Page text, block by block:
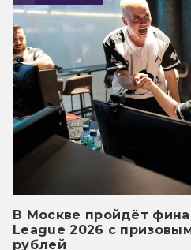
В Москве пройдёт
League 2026 с
рублей